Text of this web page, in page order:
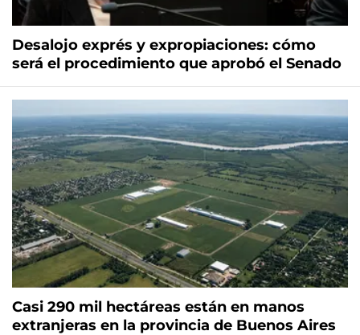
Desalojo exprés y expropiaciones: cómo
será el procedimiento que aprobó el Senado
Casi 290 mil hectáreas están en manos
extranjeras en la provincia de Buenos Aires